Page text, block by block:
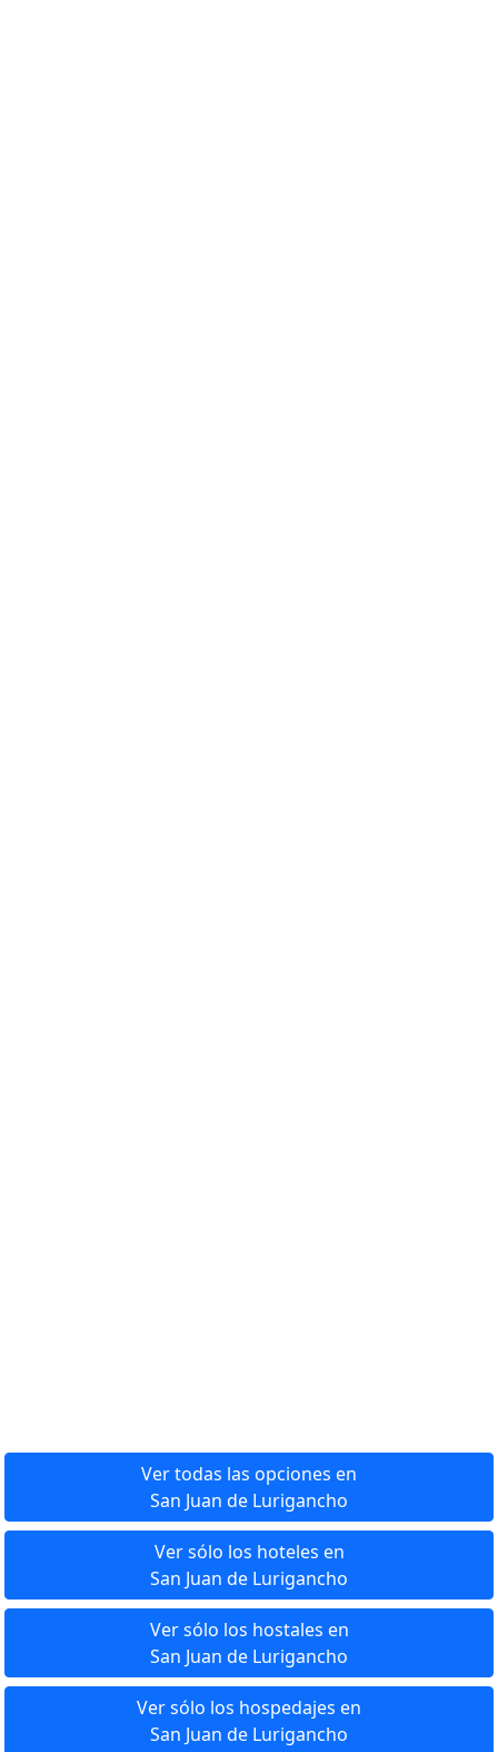
Ver todas las opciones en
San Juan de Lurigancho
Ver sólo los hoteles en
San Juan de Lurigancho
Ver sólo los hostales en
San Juan de Lurigancho
Ver sólo los hospedajes en
San Juan de Lurigancho